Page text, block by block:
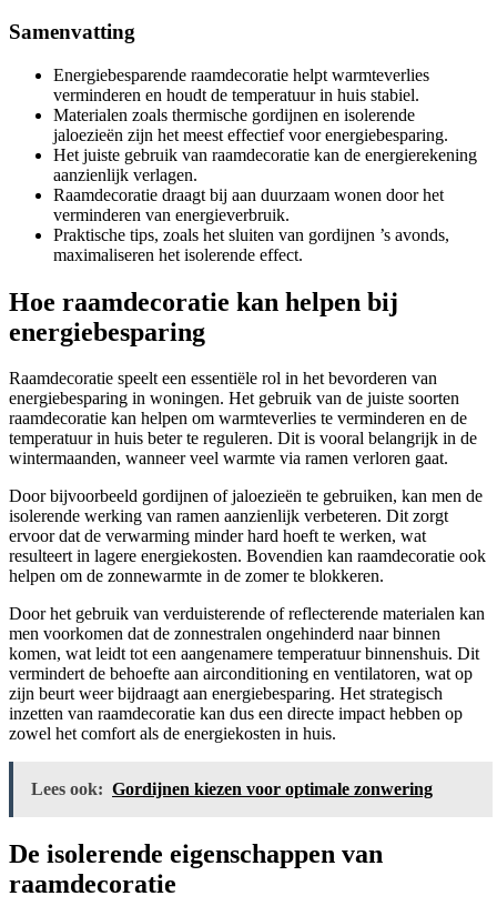
Samenvatting
Energiebesparende raamdecoratie helpt warmteverlies
verminderen en houdt de temperatuur in huis stabiel.
Materialen zoals thermische gordijnen en isolerende
jaloezieën zijn het meest effectief voor energiebesparing.
Het juiste gebruik van raamdecoratie kan de energierekening
aanzienlijk verlagen.
Raamdecoratie draagt bij aan duurzaam wonen door het
verminderen van energieverbruik.
Praktische tips, zoals het sluiten van gordijnen ’s avonds,
maximaliseren het isolerende effect.
Hoe raamdecoratie kan helpen bij
energiebesparing
Raamdecoratie speelt een essentiële rol in het bevorderen van
energiebesparing in woningen. Het gebruik van de juiste soorten
raamdecoratie kan helpen om warmteverlies te verminderen en de
temperatuur in huis beter te reguleren. Dit is vooral belangrijk in de
wintermaanden, wanneer veel warmte via ramen verloren gaat.
Door bijvoorbeeld gordijnen of jaloezieën te gebruiken, kan men de
isolerende werking van ramen aanzienlijk verbeteren. Dit zorgt
ervoor dat de verwarming minder hard hoeft te werken, wat
resulteert in lagere energiekosten. Bovendien kan raamdecoratie ook
helpen om de zonnewarmte in de zomer te blokkeren.
Door het gebruik van verduisterende of reflecterende materialen kan
men voorkomen dat de zonnestralen ongehinderd naar binnen
komen, wat leidt tot een aangenamere temperatuur binnenshuis. Dit
vermindert de behoefte aan airconditioning en ventilatoren, wat op
zijn beurt weer bijdraagt aan energiebesparing. Het strategisch
inzetten van raamdecoratie kan dus een directe impact hebben op
zowel het comfort als de energiekosten in huis.
Lees ook: Gordijnen kiezen voor optimale zonwering
De isolerende eigenschappen van
raamdecoratie